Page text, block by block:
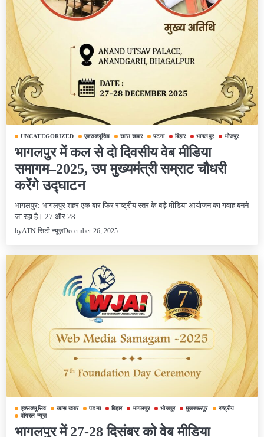
UNCATEGORIZED एक्सक्लूसिव खास खबर पटना बिहार भागलपुर भोजपुर
भागलपुर में कल से दो दिवसीय वेब मीडिया
समागम–2025, उप मुख्यमंत्री सम्राट चौधरी
करेंगे उद्घाटन
भागलपुर:-भागलपुर शहर एक बार फिर राष्ट्रीय स्तर के बड़े मीडिया आयोजन का गवाह बनने
जा रहा है। 27 और 28…
byATN सिटी न्यूज़December 26, 2025
एक्सक्लूसिव खास खबर पटना बिहार भागलपुर भोजपुर मुजफ्फरपुर
राष्ट्रीय
वॉयरल न्यूज़
भागलपुर में 27-28 दिसंबर को वेब मीडिया